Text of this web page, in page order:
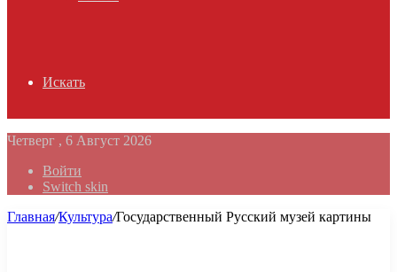
Искать
Четверг , 6 Август 2026
Войти
Switch skin
Главная/Культура/Государственный Русский музей картины